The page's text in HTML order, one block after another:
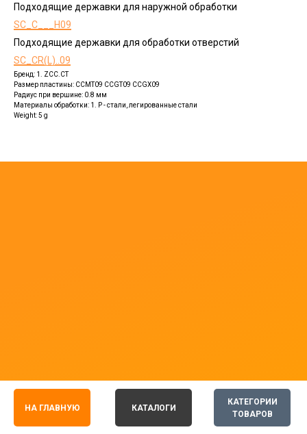
Подходящие державки для наружной обработки
SC_C___H09
Подходящие державки для обработки отверстий
SC_CR(L)..09
Бренд: 1. ZCC.CT
Размер пластины: CCMT09 CCGT09 CCGX09
Радиус при вершине: 0.8 мм
Материалы обработки: 1. P - стали, легированные стали
Weight: 5 g
КАТЕГОРИИ
ТОВАРОВ
НА ГЛАВНУЮ КАТАЛОГИ